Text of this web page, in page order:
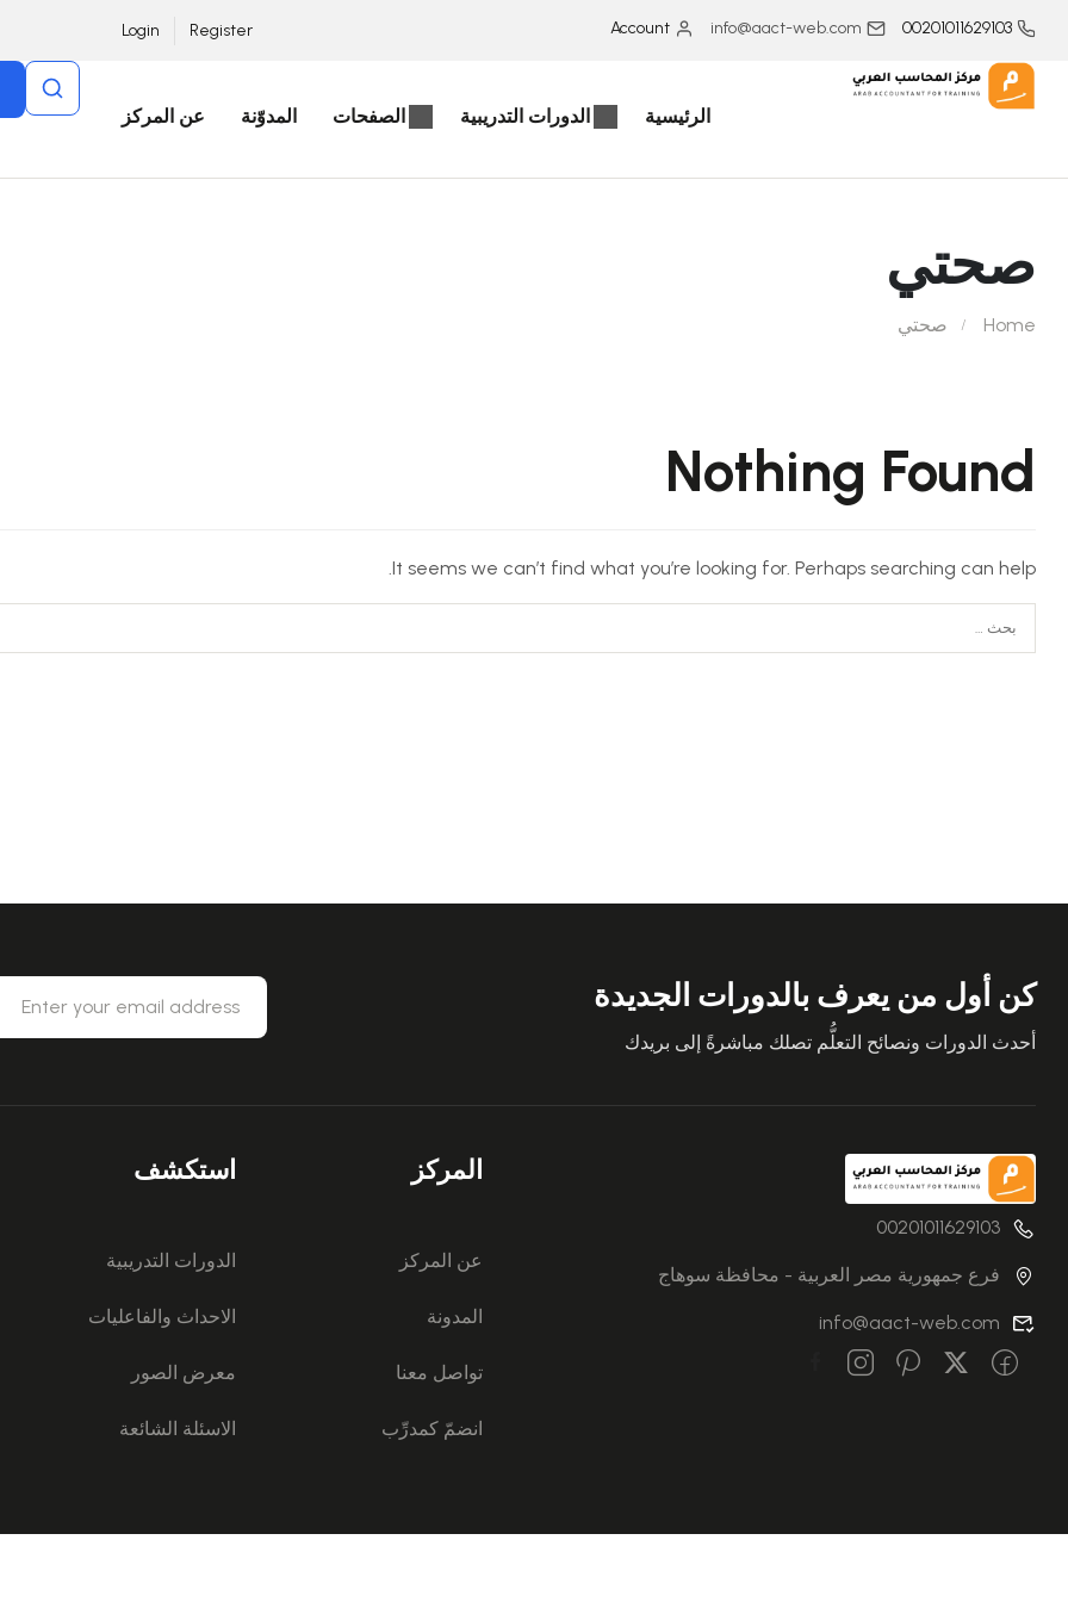
00201011629103
info@aact-web.com
Account
Register
Login
الرئيسية الدورات التدريبية الصفحات المدوّنة عن المركز
صحتي
Home صحتي
Nothing Found
It seems we can’t find what you’re looking for. Perhaps searching can help.
كن أول من يعرف بالدورات الجديدة
أحدث الدورات ونصائح التعلُّم تصلك مباشرةً إلى بريدك
00201011629103
فرع جمهورية مصر العربية - محافظة سوهاج
info@aact-web.com
المركز
عن المركز
المدونة
تواصل معنا
انضمّ كمدرِّب
استكشف
الدورات التدريبية
الاحداث والفاعليات
معرض الصور
الاسئلة الشائعة